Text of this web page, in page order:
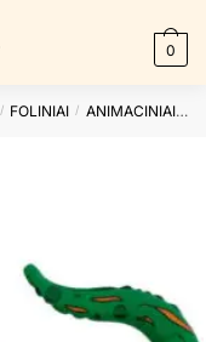
0
/ FOLINIAI / ANIMACINIAI